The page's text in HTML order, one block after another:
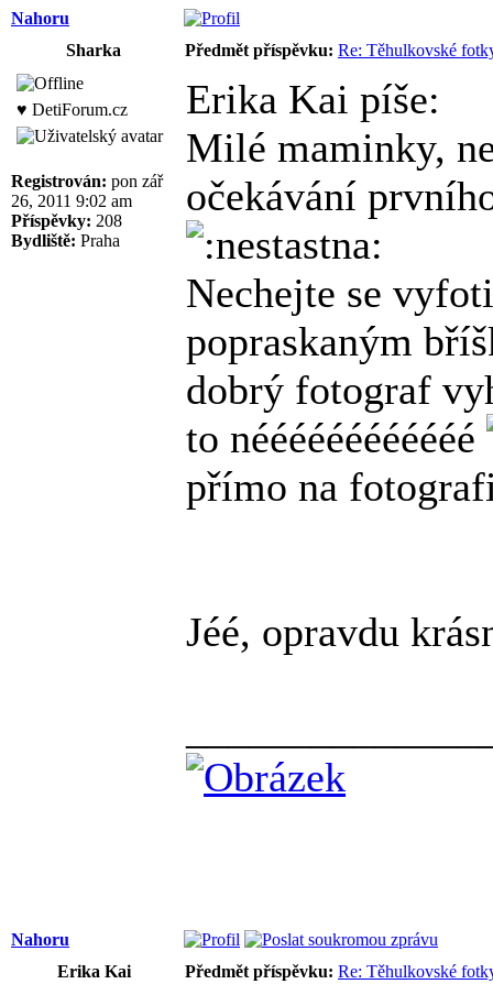
Nahoru
Sharka
Předmět příspěvku: Re: Těhulkovské
♥ DetiForum.cz
Registrován: pon zář
26, 2011 9:02 am
Příspěvky: 208
Bydliště: Praha
Erika Kai píše:
Milé maminky,
očekávání
Nechejte se
popraskaným
dobrý fotograf
to néééééééééééé
přímo na
Jéé, opravdu
Nahoru
Erika Kai
Předmět příspěvku: Re: Těhulkovské